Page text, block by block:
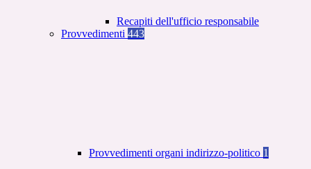
Recapiti dell'ufficio responsabile
Provvedimenti 443
Provvedimenti organi indirizzo-politico 1